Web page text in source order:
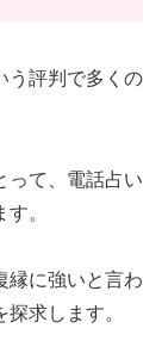
う評判で多くの
って、電話占い
。
縁に強いと言わ
求します。